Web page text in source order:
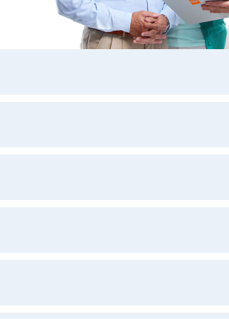
международных стандартов